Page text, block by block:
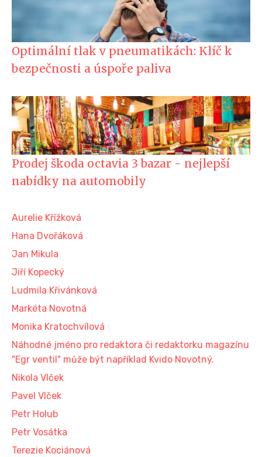
Optimální tlak v pneumatikách: Klíč k
bezpečnosti a úspoře paliva
Prodej škoda octavia 3 bazar - nejlepší
nabídky na automobily
Aurelie Křížková
Hana Dvořáková
Jan Mikula
Jiří Kopecký
Ludmila Křivánková
Markéta Novotná
Monika Kratochvílová
Náhodné jméno pro redaktora či redaktorku magazínu
"Egr ventil" může být například Kvido Novotný.
Nikola Vlček
Pavel Vlček
Petr Holub
Petr Vosátka
Terezie Kociánová